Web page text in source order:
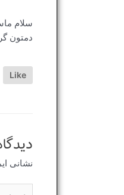
سلام
دمتون
Like
نشانی